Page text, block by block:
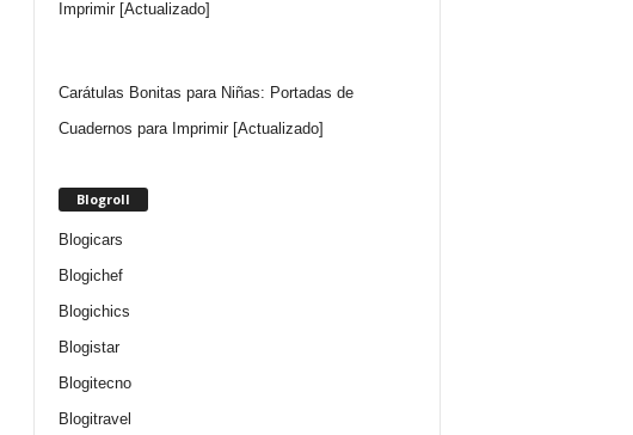
Imprimir [Actualizado]
Carátulas Bonitas para Niñas: Portadas de
Cuadernos para Imprimir [Actualizado]
Blogroll
Blogicars
Blogichef
Blogichics
Blogistar
Blogitecno
Blogitravel